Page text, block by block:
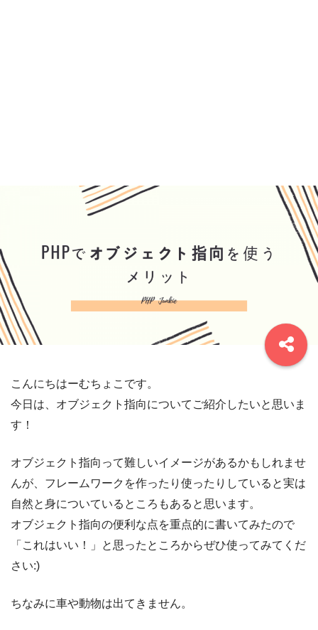
こんにちはーむちょこです。
今日は、オブジェクト指向についてご紹介したいと思いま
す！
オブジェクト指向って難しいイメージがあるかもしれませ
んが、フレームワークを作ったり使ったりしていると実は
自然と身についているところもあると思います。
オブジェクト指向の便利な点を重点的に書いてみたので
「これはいい！」と思ったところからぜひ使ってみてくだ
さい:)
ちなみに車や動物は出てきません。